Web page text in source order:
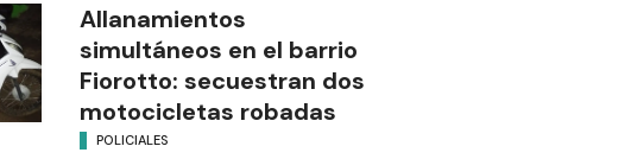
Allanamientos
simultáneos en el barrio
Fiorotto: secuestran dos
motocicletas robadas
POLICIALES